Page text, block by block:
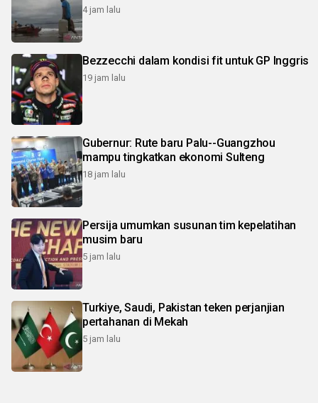
4 jam lalu
Bezzecchi dalam kondisi fit untuk GP Inggris
19 jam lalu
Gubernur: Rute baru Palu--Guangzhou
mampu tingkatkan ekonomi Sulteng
18 jam lalu
Persija umumkan susunan tim kepelatihan
musim baru
5 jam lalu
Turkiye, Saudi, Pakistan teken perjanjian
pertahanan di Mekah
5 jam lalu